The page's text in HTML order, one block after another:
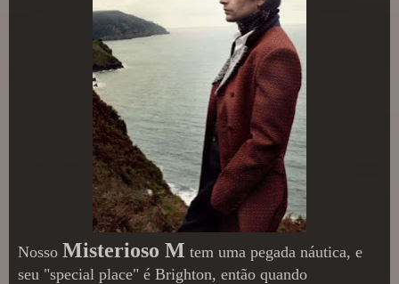
Nosso Misterioso M tem uma pegada náutica, e
seu "special place" é Brighton, então quando